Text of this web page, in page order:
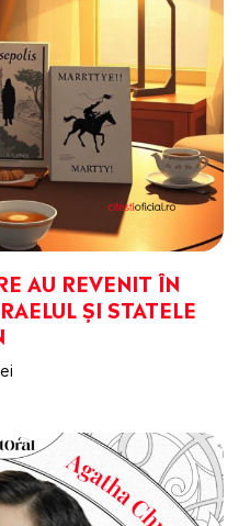
AU REVENIT ÎN
ȘI STATELE